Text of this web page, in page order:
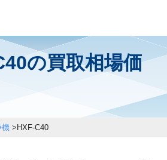
の買取相場価
機> HXF-C40